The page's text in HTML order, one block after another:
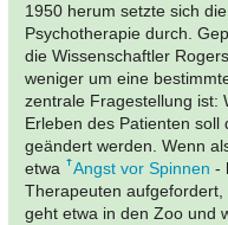
1950 herum setzte sich
Psychotherapie durch.
die Wissenschaftler
weniger um eine
zentrale Fragestellung ist:
Erleben des Patienten
geändert werden. Wenn
etwa
Angst vor Spinnen -
Therapeuten
geht etwa in den Zoo und